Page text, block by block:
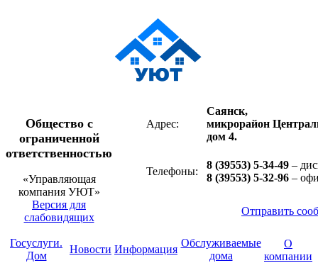
Общество с
ограниченной
ответственностью
«Управляющая
компания УЮТ»
Адрес:
Саянск,
микрорайон
дом 4.
Телефоны:
8 (39553) 5-34-49 –
8 (39553) 5-32-96 –
Версия для
слабовидящих
Отправить
Госуслуги.
Дом
Новости Информация
Обслуживаемые
дома
О
компании